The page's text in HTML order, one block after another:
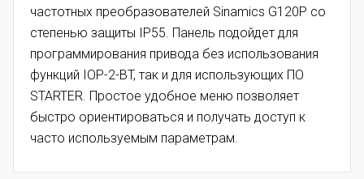
частотных преобразователей Sinamics G120P со
степенью защиты IP55. Панель подойдет для
программирования привода без использования
функций IOP-2-BT, так и для использующих ПО
STARTER. Простое удобное меню позволяет
быстро ориентироваться и получать доступ к
часто используемым параметрам.